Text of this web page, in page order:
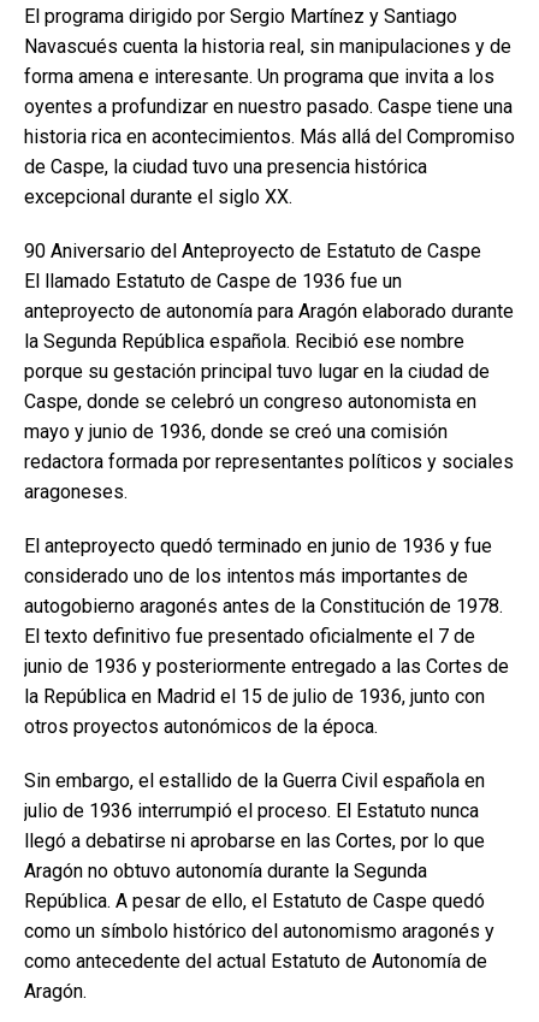
El programa dirigido por Sergio Martínez y Santiago
Navascués cuenta la historia real, sin manipulaciones y de
forma amena e interesante. Un programa que invita a los
oyentes a profundizar en nuestro pasado. Caspe tiene una
historia rica en acontecimientos. Más allá del Compromiso
de Caspe, la ciudad tuvo una presencia histórica
excepcional durante el siglo XX.
90 Aniversario del Anteproyecto de Estatuto de Caspe
El llamado Estatuto de Caspe de 1936 fue un
anteproyecto de autonomía para Aragón elaborado durante
la Segunda República española. Recibió ese nombre
porque su gestación principal tuvo lugar en la ciudad de
Caspe, donde se celebró un congreso autonomista en
mayo y junio de 1936, donde se creó una comisión
redactora formada por representantes políticos y sociales
aragoneses.
El anteproyecto quedó terminado en junio de 1936 y fue
considerado uno de los intentos más importantes de
autogobierno aragonés antes de la Constitución de 1978.
El texto definitivo fue presentado oficialmente el 7 de
junio de 1936 y posteriormente entregado a las Cortes de
la República en Madrid el 15 de julio de 1936, junto con
otros proyectos autonómicos de la época.
Sin embargo, el estallido de la Guerra Civil española en
julio de 1936 interrumpió el proceso. El Estatuto nunca
llegó a debatirse ni aprobarse en las Cortes, por lo que
Aragón no obtuvo autonomía durante la Segunda
República. A pesar de ello, el Estatuto de Caspe quedó
como un símbolo histórico del autonomismo aragonés y
como antecedente del actual Estatuto de Autonomía de
Aragón.